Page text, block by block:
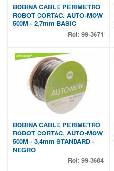
BOBINA CABLE PERIMETRO
ROBOT CORTAC. AUTO-MOW
500M - 2,7mm BASIC
Ref: 99-3671
BOBINA CABLE PERIMETRO
ROBOT CORTAC. AUTO-MOW
500M - 3,4mm STANDARD -
NEGRO
Ref: 99-3684